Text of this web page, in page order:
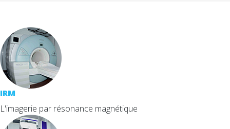
IRM
L'imagerie par résonance magnétique